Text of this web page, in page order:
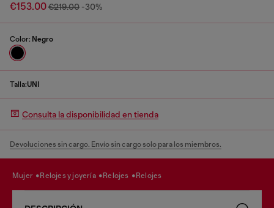
€153.00€219.00 -30%
Color: Negro
Talla:UNI
Consulta la disponibilidad en tienda
Devoluciones sin cargo. Envío sin cargo solo para los miembros.
mujer relojes y joyería relojes relojes